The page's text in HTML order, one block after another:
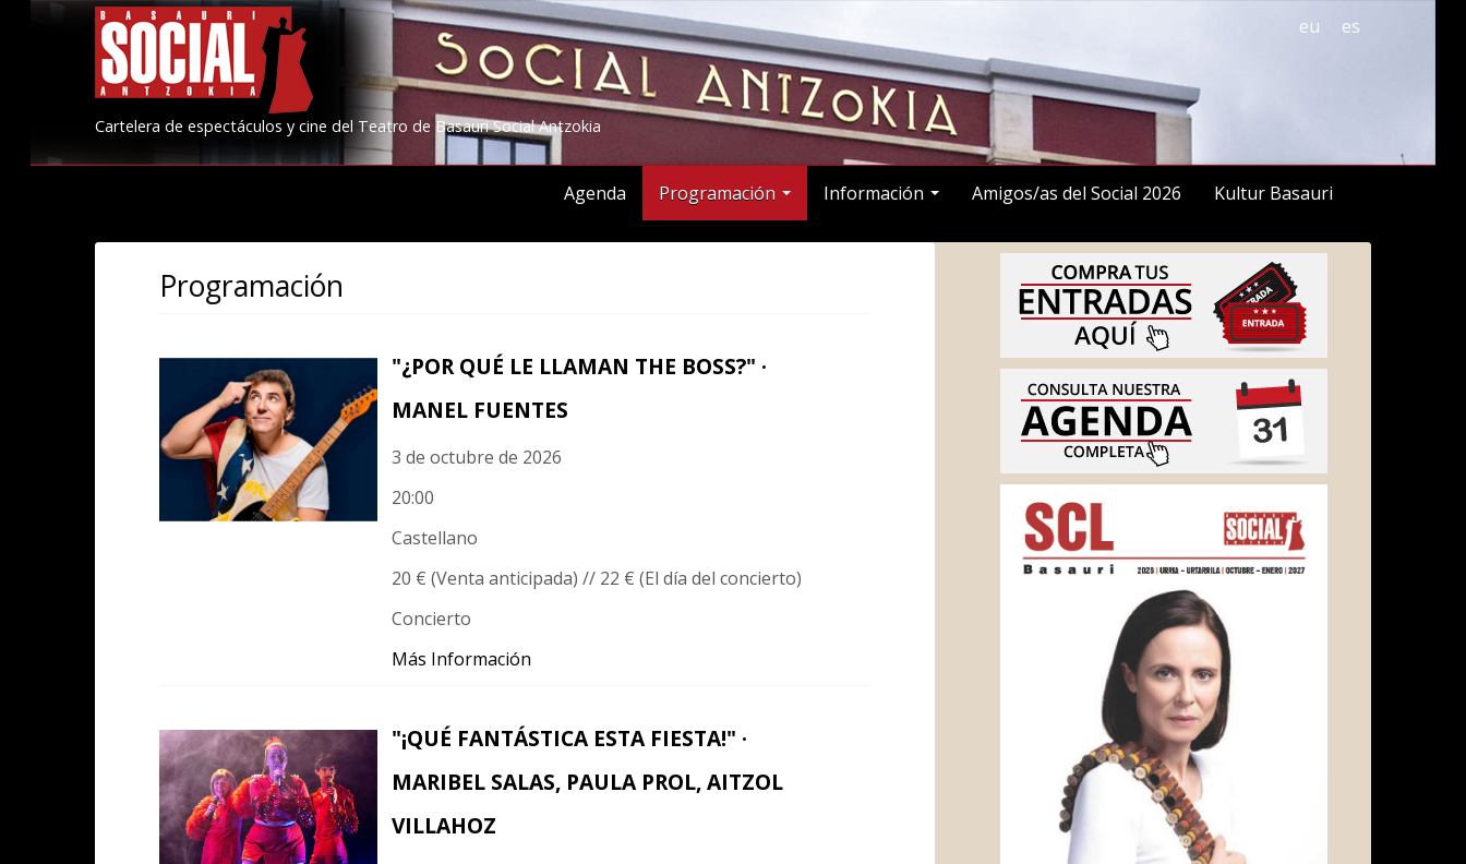
Cartelera de espectáculos y cine del Teatro de Basauri Social Antzokia
es
eu
Agenda Programación Información Amigos/as del Social 2026 Kultur Basauri
Programación
"¿POR QUÉ LE LLAMAN THE BOSS?" ·
MANEL FUENTES
3 de octubre de 2026
20:00
Castellano
20 € (Venta anticipada) // 22 € (El día del concierto)
Concierto
Más Información
"¡QUÉ FANTÁSTICA ESTA FIESTA!" ·
MARIBEL SALAS, PAULA PROL, AITZOL
VILLAHOZ